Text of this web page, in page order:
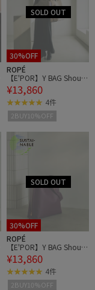
30%OFF
ROPÉ
【E'POR】Y BAG Should
er Large【通勤】【A4対
応】【ドラマ着用】
¥13,860
4件
2BUY10%OFF
30%OFF
ROPÉ
【E'POR】Y BAG Should
er Large【通勤】【A4対
応】【ドラマ着用】
¥13,860
4件
2BUY10%OFF